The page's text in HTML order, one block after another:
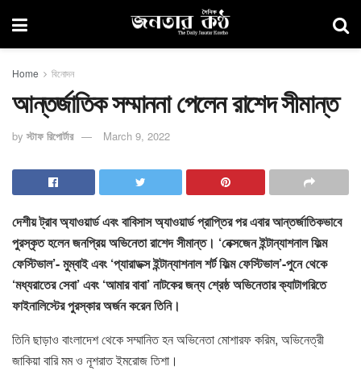
Home বিনোদন
আন্তর্জাতিক সম্মাননা পেলেন রাশেদ সীমান্ত
by স্টাফ রিপোর্টার March 9, 2022
দেশীয় ট্রাব অ্যাওয়ার্ড এবং বাবিসাস অ্যাওয়ার্ড প্রাপ্তির পর এবার আন্তর্জাতিকভাবে
পুরস্কৃত হলেন জনপ্রিয় অভিনেতা রাশেদ সীমান্ত। ‘নেক্সজেন ইন্টান্যাশনাল ফিল্ম
ফেস্টিভাল’- মুম্বাই এবং ‘প্যারাডক্স ইন্টান্যাশনাল শর্ট ফিল্ম ফেস্টিভাল’-পুনে থেকে
‘মধ্যরাতের সেবা’ এবং ‘আমার বাবা’ নাটকের জন্য শ্রেষ্ঠ অভিনেতার ক্যাটাগরিতে
ফাইনালিস্টের পুরস্কার অর্জন করেন তিনি।
তিনি ছাড়াও বাংলাদেশ থেকে সম্মানিত হন অভিনেতা মোশারফ করিম, অভিনেত্রী
জাকিয়া বারি মম ও নূশরাত ইমরোজ তিশা।